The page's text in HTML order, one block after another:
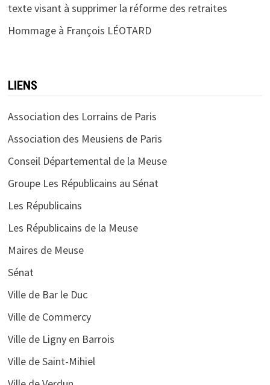
texte visant à supprimer la réforme des retraites
Hommage à François LÉOTARD
LIENS
Association des Lorrains de Paris
Association des Meusiens de Paris
Conseil Départemental de la Meuse
Groupe Les Républicains au Sénat
Les Républicains
Les Républicains de la Meuse
Maires de Meuse
Sénat
Ville de Bar le Duc
Ville de Commercy
Ville de Ligny en Barrois
Ville de Saint-Mihiel